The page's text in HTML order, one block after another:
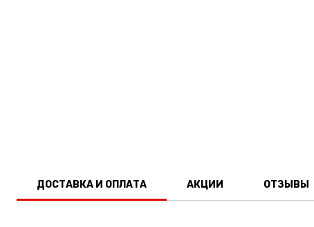
ДОСТАВКА И ОПЛАТА АКЦИИ ОТЗЫВЫ